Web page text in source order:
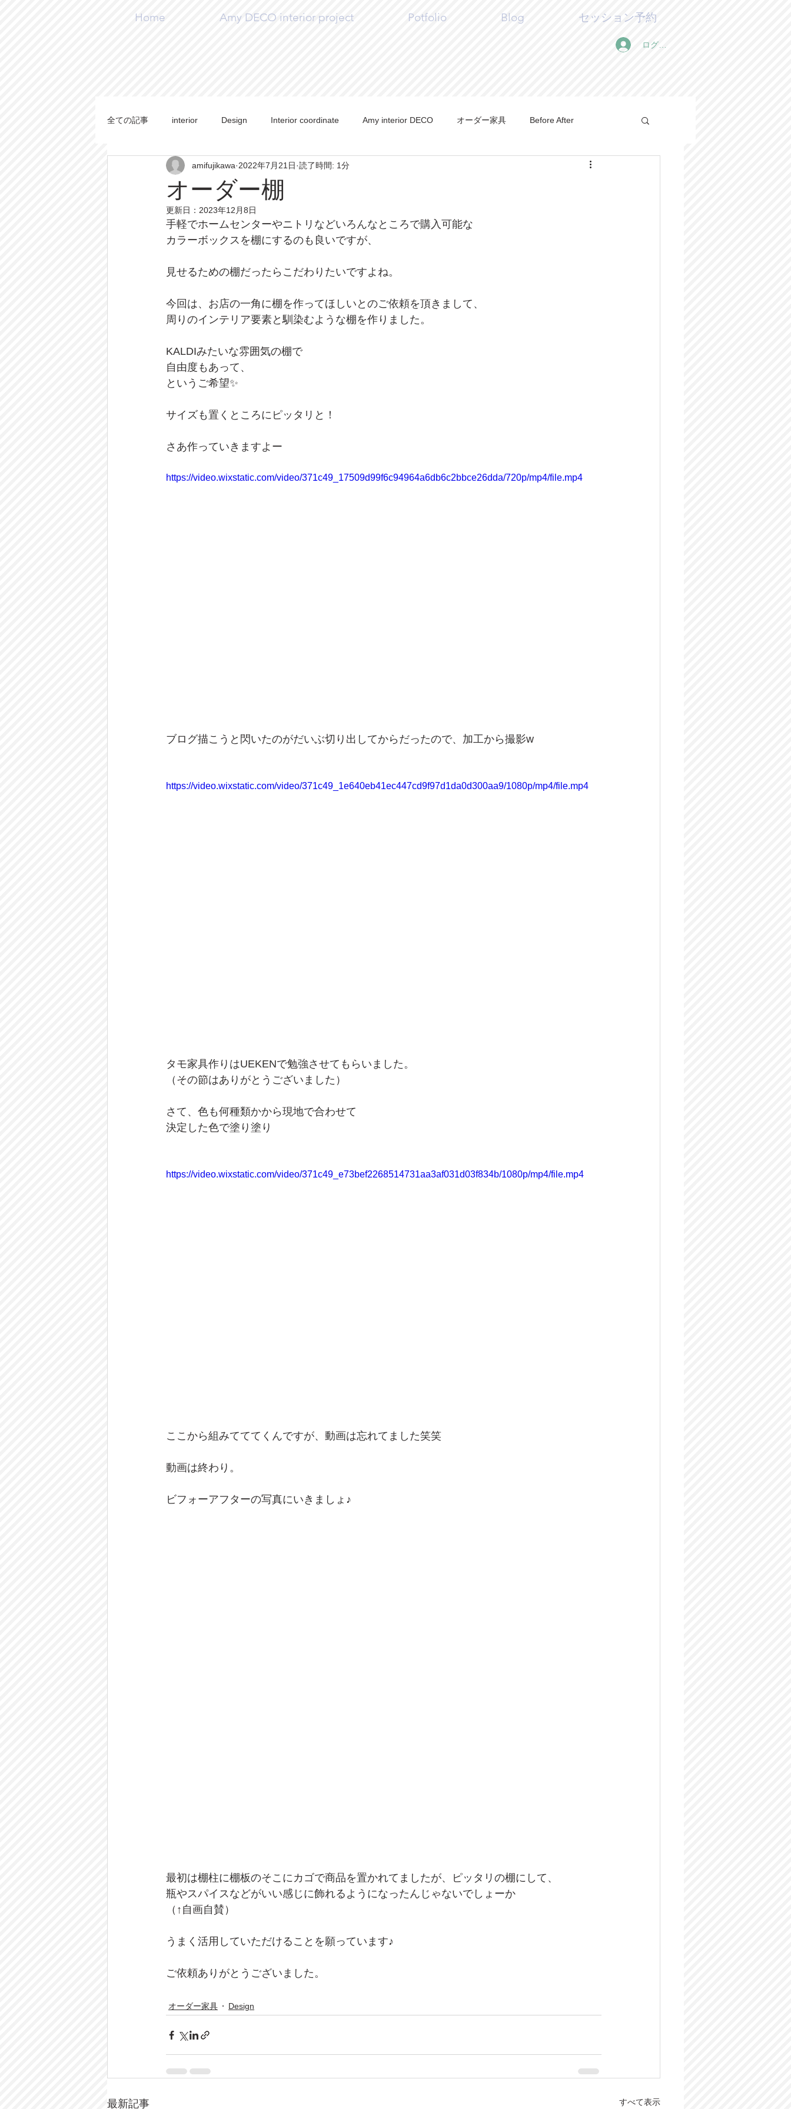
Home Amy DECO interior project Potfolio Blog セッション予約
ログイン
全ての記事 interior Design Interior coordinate Amy interior DECO オーダー家具 Before After
Handmade DIY Craft
オーダー棚
amifujikawa 2022年7月21日 読了時間: 1分
更新日： 2023年12月8日
手軽でホームセンターやニトリなどいろんなところで購入可能な
カラーボックスを棚にするのも良いですが、
見せるための棚だったらこだわりたいですよね。
今回は、お店の一角に棚を作ってほしいとのご依頼を頂きまして、
周りのインテリア要素と馴染むような棚を作りました。
KALDIみたいな雰囲気の棚で
自由度もあって、
というご希望✨
サイズも置くところにピッタリと！
さあ作っていきますよー
https://video.wixstatic.com/video/371c49_17509d99f6c94964a6db6c2bbce26dda/720p/mp4/file.mp4
ブログ描こうと閃いたのがだいぶ切り出してからだったので、加工から撮影w
https://video.wixstatic.com/video/371c49_1e640eb41ec447cd9f97d1da0d300aa9/1080p/mp4/file.mp4
タモ家具作りはUEKENで勉強させてもらいました。
（その節はありがとうございました）
さて、色も何種類かから現地で合わせて
決定した色で塗り塗り
https://video.wixstatic.com/video/371c49_e73bef2268514731aa3af031d03f834b/1080p/mp4/file.mp4
ここから組みてててくんですが、動画は忘れてました笑笑
動画は終わり。
ビフォーアフターの写真にいきましょ♪
最初は棚柱に棚板のそこにカゴで商品を置かれてましたが、ピッタリの棚にして、
瓶やスパイスなどがいい感じに飾れるようになったんじゃないでしょーか
（↑自画自賛）
うまく活用していただけることを願っています♪
ご依頼ありがとうございました。
オーダー家具 Design
最新記事 すべて表示